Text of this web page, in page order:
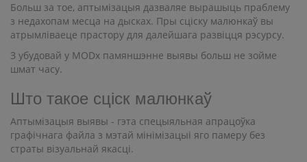
Больш за тое, аптымізацыя дазваляе вырашыць праблему
з недахопам месца на дысках. Пры сціску малюнкаў вы
атрымліваеце прастору для далейшага развіцця рэсурсу.
З убудовай у MODx памяншэнне выявы больш не зойме
шмат часу.
Што такое сціск малюнкаў
Аптымізацыя выявы - гэта спецыяльная апрацоўка
графічнага файла з мэтай мінімізацыі яго памеру без
страты візуальнай якасці.